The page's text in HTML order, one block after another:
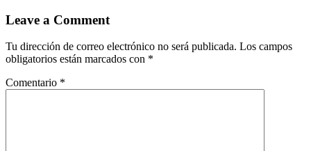
Leave a Comment
Tu dirección de correo electrónico no será publicada. Los campos
obligatorios están marcados con *
Comentario *